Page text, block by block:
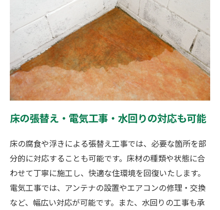
床の張替え・電気工事・水回りの対応も可能
床の腐食や浮きによる張替え工事では、必要な箇所を部
分的に対応することも可能です。床材の種類や状態に合
わせて丁寧に施工し、快適な住環境を回復いたします。
電気工事では、アンテナの設置やエアコンの修理・交換
など、幅広い対応が可能です。また、水回りの工事も承